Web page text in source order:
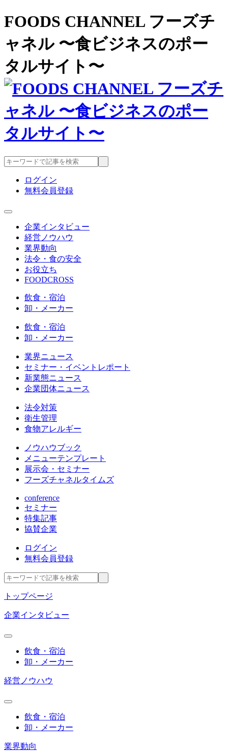
FOODS CHANNEL フーズチ
ャネル 〜食ビジネスのポー
タルサイト〜
ログイン
無料会員登録
企業インタビュー
経営ノウハウ
業界動向
法令・食の安全
お役立ち
FOODCROSS
飲食・宿泊
卸・メーカー
飲食・宿泊
卸・メーカー
業界ニュース
セミナー・イベントレポート
新業態ニュース
企業団体ニュース
法令対策
衛生管理
食物アレルギー
ノウハウブック
メニューテンプレート
展示会・セミナー
フーズチャネルタイムズ
conference
セミナー
特集記事
協賛企業
ログイン
無料会員登録
トップページ
企業インタビュー
飲食・宿泊
卸・メーカー
経営ノウハウ
飲食・宿泊
卸・メーカー
業界動向